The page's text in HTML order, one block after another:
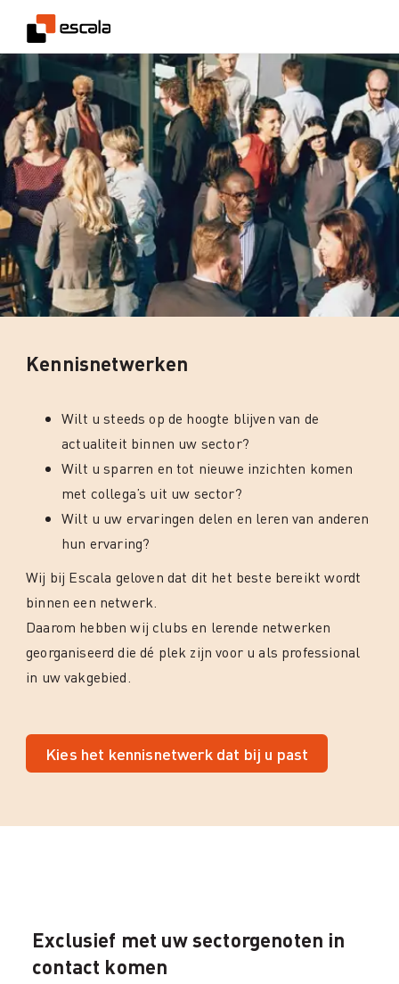
Kennisnetwerken
Wilt u steeds op de hoogte blijven van de
actualiteit binnen uw sector?
Wilt u sparren en tot nieuwe inzichten komen
met collega’s uit uw sector?
Wilt u uw ervaringen delen en leren van anderen
hun ervaring?
Wij bij Escala geloven dat dit het beste bereikt wordt
binnen een netwerk.
Daarom hebben wij clubs en lerende netwerken
georganiseerd die dé plek zijn voor u als professional
in uw vakgebied.
Kies het kennisnetwerk dat bij u past
Exclusief met uw sectorgenoten in
contact komen